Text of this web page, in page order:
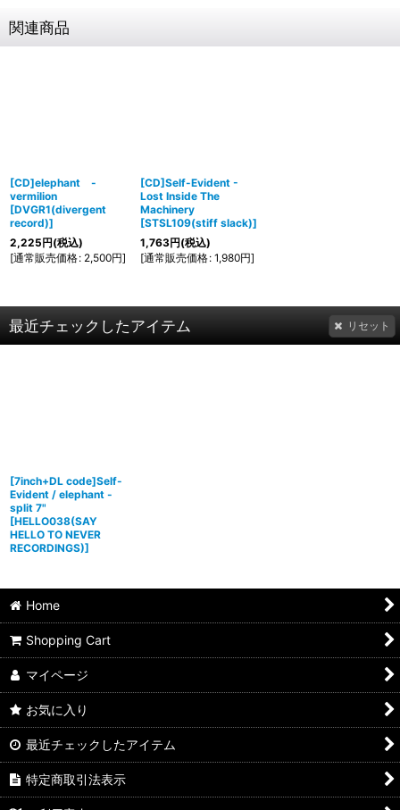
関連商品
[CD]elephant -
vermilion
[DVGR1(divergent
record)]
2,225円(税込)
[通常販売価格: 2,500円]
[CD]Self-Evident -
Lost Inside The
Machinery
[STSL109(stiff slack)]
1,763円(税込)
[通常販売価格: 1,980円]
最近チェックしたアイテム リセット
[7inch+DL code]Self-
Evident / elephant -
split 7"
[HELLO038(SAY
HELLO TO NEVER
RECORDINGS)]
Home
Shopping Cart
マイページ
お気に入り
最近チェックしたアイテム
特定商取引法表示